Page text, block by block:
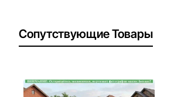
Сопутствующие Товары